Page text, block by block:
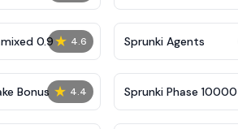
★ 4.6
0.9 Sprunki Agents
★ 4.4
Bonus Sprunki Phase 10000